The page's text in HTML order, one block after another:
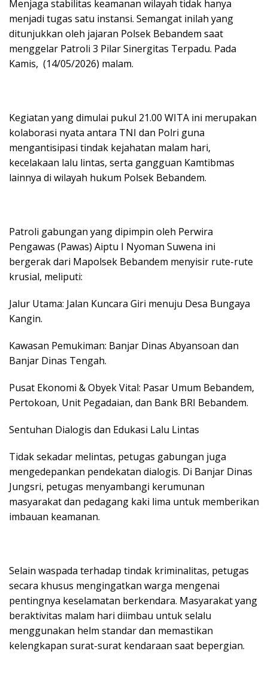
​Menjaga stabilitas keamanan wilayah tidak hanya
menjadi tugas satu instansi. Semangat inilah yang
ditunjukkan oleh jajaran Polsek Bebandem saat
menggelar Patroli 3 Pilar Sinergitas Terpadu. Pada
Kamis, (14/05/2026) malam.
​Kegiatan yang dimulai pukul 21.00 WITA ini merupakan
kolaborasi nyata antara TNI dan Polri guna
mengantisipasi tindak kejahatan malam hari,
kecelakaan lalu lintas, serta gangguan Kamtibmas
lainnya di wilayah hukum Polsek Bebandem.
​Patroli gabungan yang dipimpin oleh Perwira
Pengawas (Pawas) Aiptu I Nyoman Suwena ini
bergerak dari Mapolsek Bebandem menyisir rute-rute
krusial, meliputi:
​Jalur Utama: Jalan Kuncara Giri menuju Desa Bungaya
Kangin.
​Kawasan Pemukiman: Banjar Dinas Abyansoan dan
Banjar Dinas Tengah.
​Pusat Ekonomi & Obyek Vital: Pasar Umum Bebandem,
Pertokoan, Unit Pegadaian, dan Bank BRI Bebandem.
​Sentuhan Dialogis dan Edukasi Lalu Lintas
​Tidak sekadar melintas, petugas gabungan juga
mengedepankan pendekatan dialogis. Di Banjar Dinas
Jungsri, petugas menyambangi kerumunan
masyarakat dan pedagang kaki lima untuk memberikan
imbauan keamanan.
​Selain waspada terhadap tindak kriminalitas, petugas
secara khusus mengingatkan warga mengenai
pentingnya keselamatan berkendara. Masyarakat yang
beraktivitas malam hari diimbau untuk selalu
menggunakan helm standar dan memastikan
kelengkapan surat-surat kendaraan saat bepergian.